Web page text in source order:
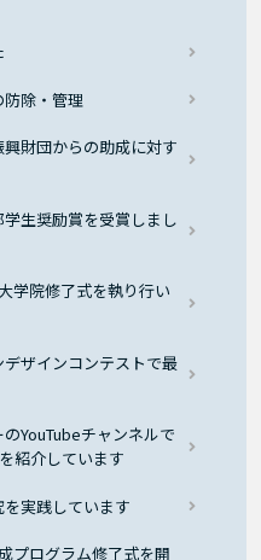
除・管理
財団からの助成に対す
生奨励賞を受賞しまし
学院修了式を執り行い
ザインコンテストで最
YouTubeチャンネルで
紹介しています
実践しています
プログラム修了式を開